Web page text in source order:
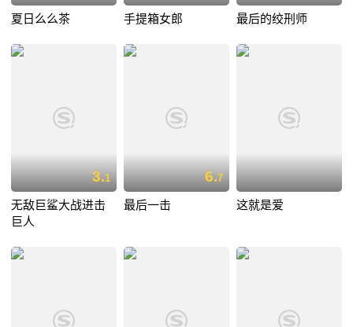
夏日么么茶 手提箱女郎 最后的绞刑师
3.1
无敌巨鲨大战进击
巨人
6.7
最后一击 这就是爱